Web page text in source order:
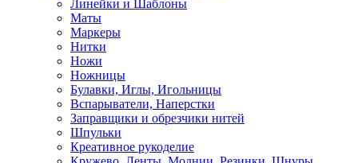
Линейки и Шаблоны
Маты
Маркеры
Нитки
Ножи
Ножницы
Булавки, Иглы, Игольницы
Вспарыватели, Наперстки
Заправщики и обрезчики нитей
Шпульки
Креативное рукоделие